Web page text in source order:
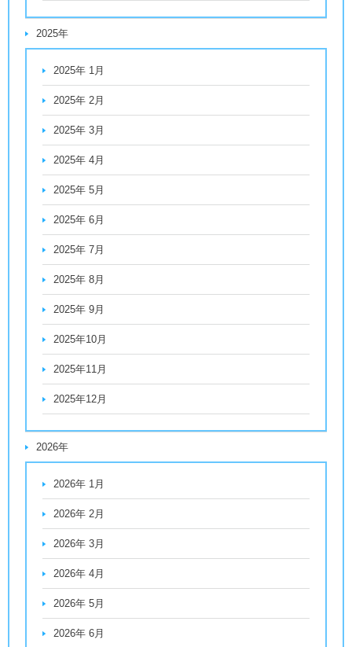
2025年
2025年 1月
2025年 2月
2025年 3月
2025年 4月
2025年 5月
2025年 6月
2025年 7月
2025年 8月
2025年 9月
2025年10月
2025年11月
2025年12月
2026年
2026年 1月
2026年 2月
2026年 3月
2026年 4月
2026年 5月
2026年 6月